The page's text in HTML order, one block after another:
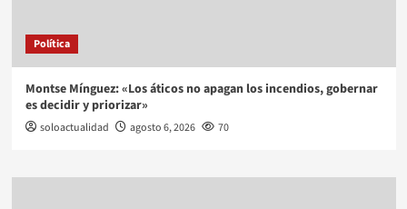
Política
Montse Mínguez: «Los áticos no apagan los incendios, gobernar
es decidir y priorizar»
soloactualidad agosto 6, 2026 70